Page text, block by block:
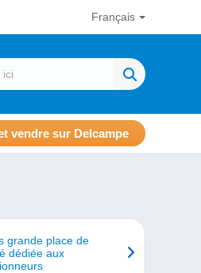
Français
vendre sur Delcampe
grande place de
dédiée aux